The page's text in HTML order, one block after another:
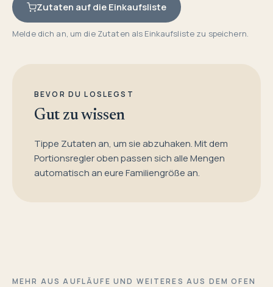
Zutaten auf die Einkaufsliste
Melde dich an, um die Zutaten als Einkaufsliste zu speichern.
BEVOR DU LOSLEGST
Gut zu wissen
Tippe Zutaten an, um sie abzuhaken. Mit dem
Portionsregler oben passen sich alle Mengen
automatisch an eure Familiengröße an.
MEHR AUS AUFLÄUFE UND WEITERES AUS DEM OFEN